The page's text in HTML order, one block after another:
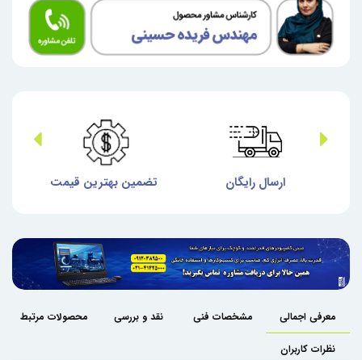
ارسال رایگان تضمین بهترین قیمت
معرفی اجمالی مشخصات فنی نقد و بررسی محصولات مرتبط
نظرات کاربران